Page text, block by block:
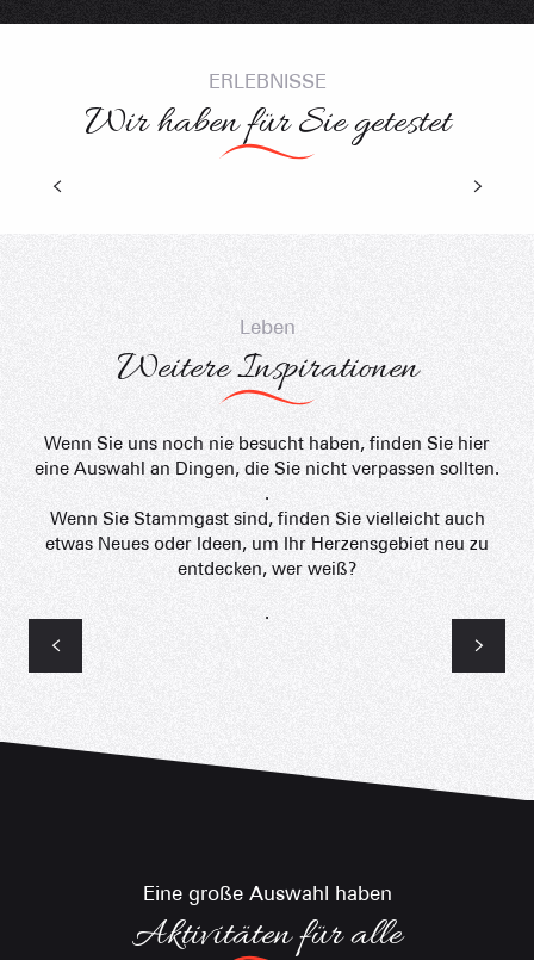
ERLEBNISSE
Wir haben für Sie getestet
Femini Trail duo
Leben
Weitere Inspirationen
Wenn Sie uns noch nie besucht haben, finden Sie hier
eine Auswahl an Dingen, die Sie nicht verpassen sollten.
.
Wenn Sie Stammgast sind, finden Sie vielleicht auch
etwas Neues oder Ideen, um Ihr Herzensgebiet neu zu
entdecken, wer weiß?
.
Eine große Auswahl haben
Aktivitäten für alle